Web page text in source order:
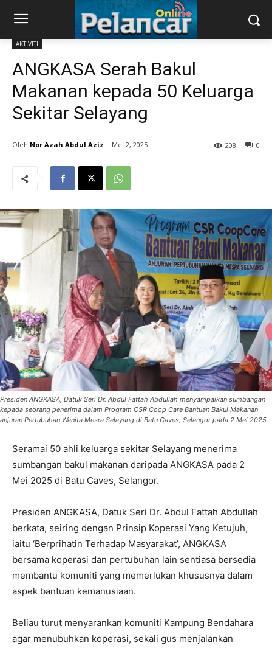
AKTIVITI
ANGKASA Serah Bakul
Makanan kepada 50 Keluarga
Sekitar Selayang
Nor Azah Abdul Aziz Mei 2, 2025 0
208
Presiden ANGKASA, Datuk Seri Dr. Abdul Fattah Abdullah menyampaikan sumbangan
kepada seorang penerima dalam Program CSR Coop Care Bantuan Bakul Makanan
anjuran Pertubuhan Wanita Mesra Selayang di Batu Caves, Selangor pada 2 Mei 2025.
Seramai 50 ahli keluarga sekitar Selayang menerima
sumbangan bakul makanan daripada ANGKASA pada 2
Mei 2025 di Batu Caves, Selangor.
Presiden ANGKASA, Datuk Seri Dr. Abdul Fattah Abdullah
berkata, seiring dengan Prinsip Koperasi Yang Ketujuh,
iaitu ‘Berprihatin Terhadap Masyarakat’, ANGKASA
bersama koperasi dan pertubuhan lain sentiasa bersedia
membantu komuniti yang memerlukan khususnya dalam
aspek bantuan kemanusiaan.
Beliau turut menyarankan komuniti Kampung Bendahara
agar menubuhkan koperasi, sekali gus menjalankan